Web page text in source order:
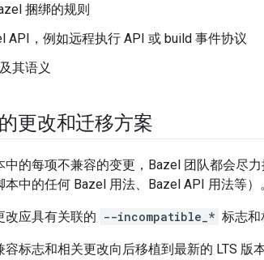
捆绑的规则
API，例如远程执行 API 或 build 事件协议
其语义
更改和迁移方案
中的每项不兼容的变更，Bazel 团队都会尽
本中的任何 Bazel 用法、Bazel API 用法等）
改应具有关联的 --incompatible_* 标志和
容标志和相关更改向后移植到最新的 LTS